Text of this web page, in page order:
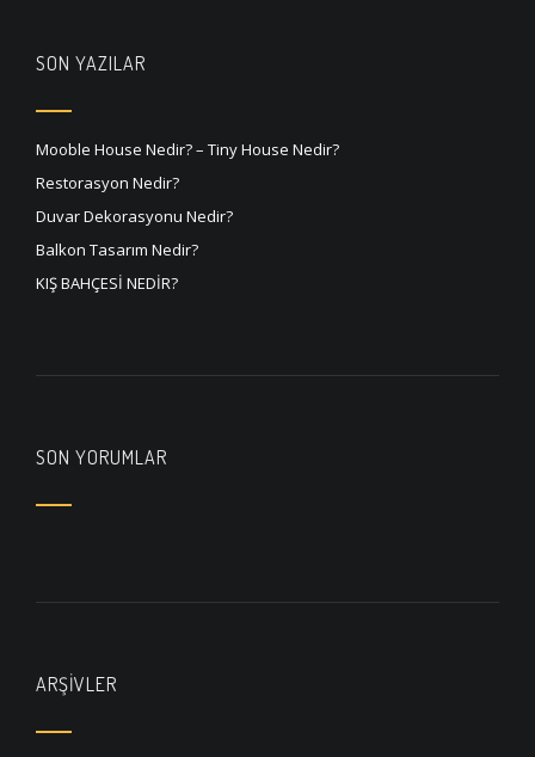
SON YAZILAR
Mooble House Nedir? – Tiny House Nedir?
Restorasyon Nedir?
Duvar Dekorasyonu Nedir?
Balkon Tasarım Nedir?
KIŞ BAHÇESİ NEDİR?
SON YORUMLAR
ARŞIVLER